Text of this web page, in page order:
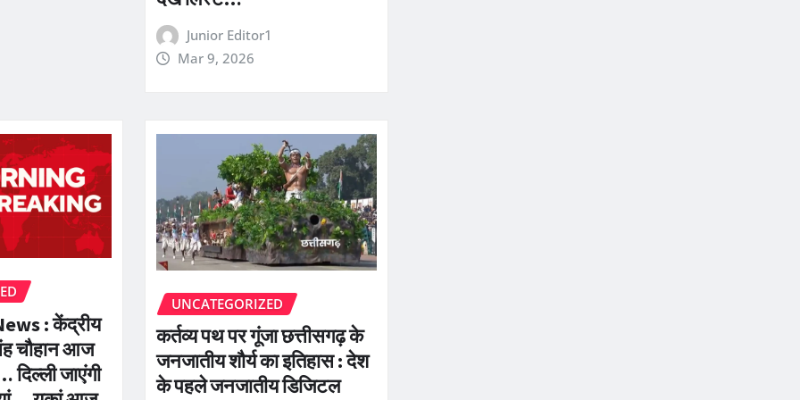
Junior Editor1
Mar 9, 2026
: केंद्रीय
चौहान आज
जाएंगी
UNCATEGORIZED
कर्तव्य पथ पर गूंजा छत्तीसगढ़ के
जनजातीय शौर्य का इतिहास : देश
के पहले जनजातीय डिजिटल